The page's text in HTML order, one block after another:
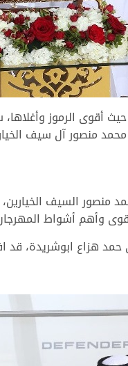
منصور آل سيف
وأهم أشواط المهرجان
هزاع ابوشريدة، قد